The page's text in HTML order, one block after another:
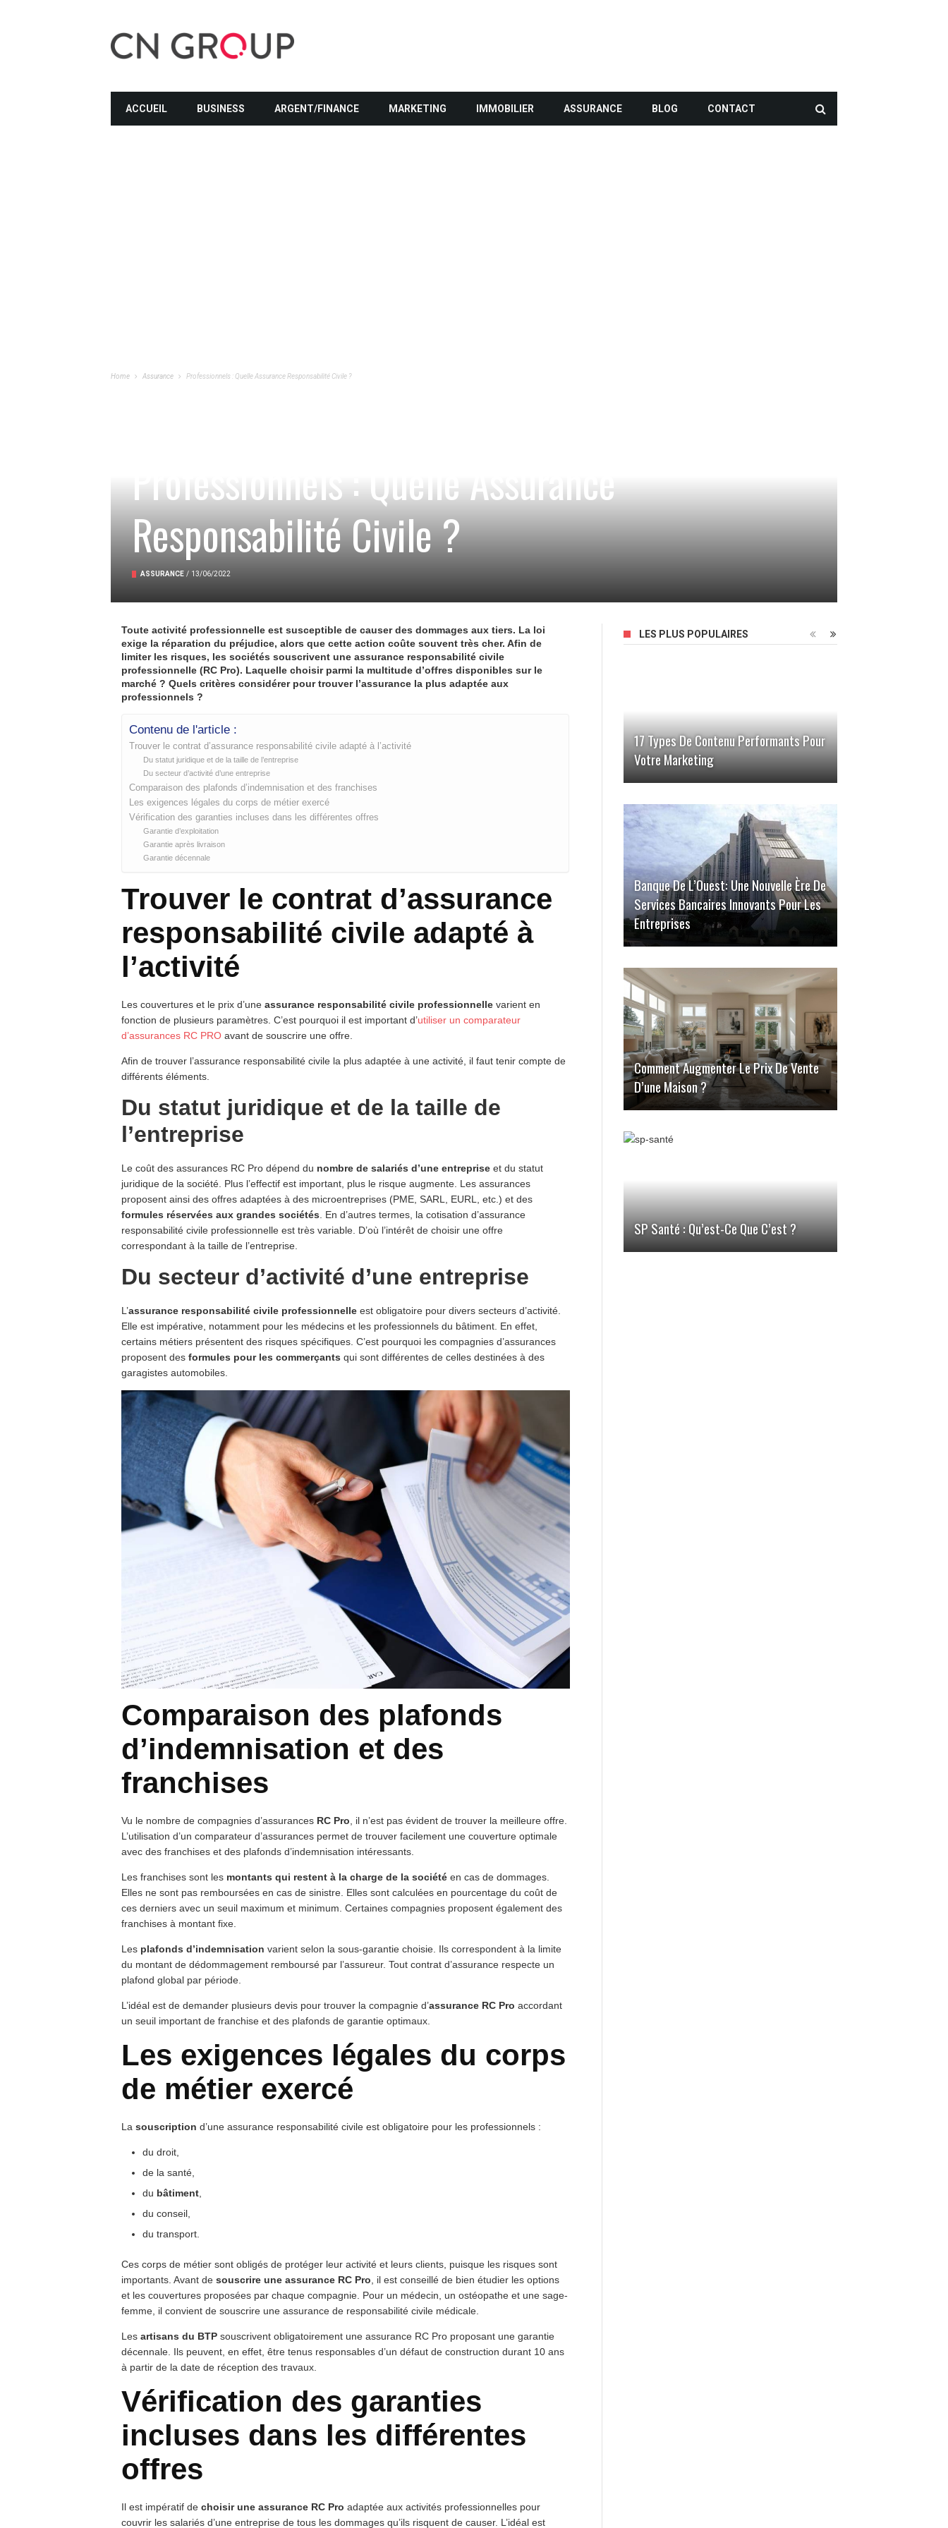
ACCUEIL BUSINESS ARGENT/FINANCE MARKETING IMMOBILIER ASSURANCE BLOG CONTACT
Home Assurance Professionnels : Quelle Assurance Responsabilité Civile ?
Professionnels : Quelle Assurance
Responsabilité Civile ?
ASSURANCE / 13/06/2022
Toute activité professionnelle est susceptible de causer des dommages aux tiers. La loi
exige la réparation du préjudice, alors que cette action coûte souvent très cher. Afin de
limiter les risques, les sociétés souscrivent une assurance responsabilité civile
professionnelle (RC Pro). Laquelle choisir parmi la multitude d’offres disponibles sur le
marché ? Quels critères considérer pour trouver l’assurance la plus adaptée aux
professionnels ?
Contenu de l'article :
Trouver le contrat d’assurance responsabilité civile adapté à l’activité
Du statut juridique et de la taille de l’entreprise
Du secteur d’activité d’une entreprise
Comparaison des plafonds d’indemnisation et des franchises
Les exigences légales du corps de métier exercé
Vérification des garanties incluses dans les différentes offres
Garantie d’exploitation
Garantie après livraison
Garantie décennale
Trouver le contrat d’assurance
responsabilité civile adapté à
l’activité
Les couvertures et le prix d’une assurance responsabilité civile professionnelle varient en
fonction de plusieurs paramètres. C’est pourquoi il est important d’utiliser un comparateur
d’assurances RC PRO avant de souscrire une offre.
Afin de trouver l’assurance responsabilité civile la plus adaptée à une activité, il faut tenir compte de
différents éléments.
Du statut juridique et de la taille de
l’entreprise
Le coût des assurances RC Pro dépend du nombre de salariés d’une entreprise et du statut
juridique de la société. Plus l’effectif est important, plus le risque augmente. Les assurances
proposent ainsi des offres adaptées à des microentreprises (PME, SARL, EURL, etc.) et des
formules réservées aux grandes sociétés . En d’autres termes, la cotisation d’assurance
responsabilité civile professionnelle est très variable. D’où l’intérêt de choisir une offre
correspondant à la taille de l’entreprise.
Du secteur d’activité d’une entreprise
L’assurance responsabilité civile professionnelle est obligatoire pour divers secteurs d’activité.
Elle est impérative, notamment pour les médecins et les professionnels du bâtiment. En effet,
certains métiers présentent des risques spécifiques. C’est pourquoi les compagnies d’assurances
proposent des formules pour les commerçants qui sont différentes de celles destinées à des
garagistes automobiles.
Comparaison des plafonds
d’indemnisation et des
franchises
Vu le nombre de compagnies d’assurances RC Pro, il n’est pas évident de trouver la meilleure offre.
L’utilisation d’un comparateur d’assurances permet de trouver facilement une couverture optimale
avec des franchises et des plafonds d’indemnisation intéressants.
Les franchises sont les montants qui restent à la charge de la société en cas de dommages.
Elles ne sont pas remboursées en cas de sinistre. Elles sont calculées en pourcentage du coût de
ces derniers avec un seuil maximum et minimum. Certaines compagnies proposent également des
franchises à montant fixe.
Les plafonds d’indemnisation varient selon la sous-garantie choisie. Ils correspondent à la limite
du montant de dédommagement remboursé par l’assureur. Tout contrat d’assurance respecte un
plafond global par période.
L’idéal est de demander plusieurs devis pour trouver la compagnie d’assurance RC Pro accordant
un seuil important de franchise et des plafonds de garantie optimaux.
Les exigences légales du corps
de métier exercé
La souscription d’une assurance responsabilité civile est obligatoire pour les professionnels :
du droit,
de la santé,
du bâtiment,
du conseil,
du transport.
Ces corps de métier sont obligés de protéger leur activité et leurs clients, puisque les risques sont
importants. Avant de souscrire une assurance RC Pro, il est conseillé de bien étudier les options
et les couvertures proposées par chaque compagnie. Pour un médecin, un ostéopathe et une sage-
femme, il convient de souscrire une assurance de responsabilité civile médicale.
Les artisans du BTP souscrivent obligatoirement une assurance RC Pro proposant une garantie
décennale. Ils peuvent, en effet, être tenus responsables d’un défaut de construction durant 10 ans
à partir de la date de réception des travaux.
Vérification des garanties
incluses dans les différentes
offres
Il est impératif de choisir une assurance RC Pro adaptée aux activités professionnelles pour
couvrir les salariés d’une entreprise de tous les dommages qu’ils risquent de causer. L’idéal est
LES PLUS POPULAIRES
17 Types De Contenu Performants Pour
Votre Marketing
Banque De L’Ouest: Une Nouvelle Ère De
Services Bancaires Innovants Pour Les
Entreprises
Comment Augmenter Le Prix De Vente
D’une Maison ?
SP Santé : Qu’est-Ce Que C’est ?